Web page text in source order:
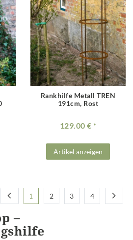
Rankhilfe Metall TREN
191cm, Rost
129.00 €
Artikel anzeigen
1 2 3 4
–